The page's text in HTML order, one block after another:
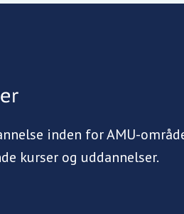
inden for AMU-
kurser og uddannelser.